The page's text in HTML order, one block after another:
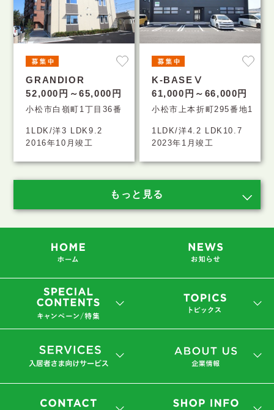
GRANDIOR
52,000円～65,000円
小松市白嶺町1丁目36番
1LDK/洋3 LDK9.2
2016年10月竣工
K-BASEⅤ
61,000円～66,000円
小松市上本折町295番地1
1LDK/洋4.2 LDK10.7
2023年1月竣工